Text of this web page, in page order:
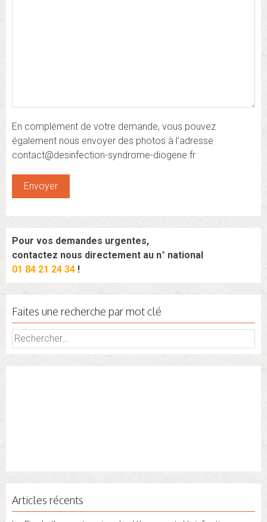
En complément de votre demande, vous pouvez
également nous envoyer des photos à l'adresse
contact@desinfection-syndrome-diogene.fr
Pour vos demandes urgentes,
contactez nous directement au n° national
01 84 21 24 34 !
Faites une recherche par mot clé
Rechercher :
Articles récents